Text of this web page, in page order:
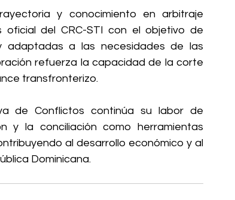
y conocimiento en arbitraje
del CRC-STI con el objetivo de
adaptadas a las necesidades de las
refuerza la capacidad de la corte
transfronterizo.
de Conflictos continúa su labor de
y la conciliación como herramientas
al desarrollo económico y al
Dominicana.